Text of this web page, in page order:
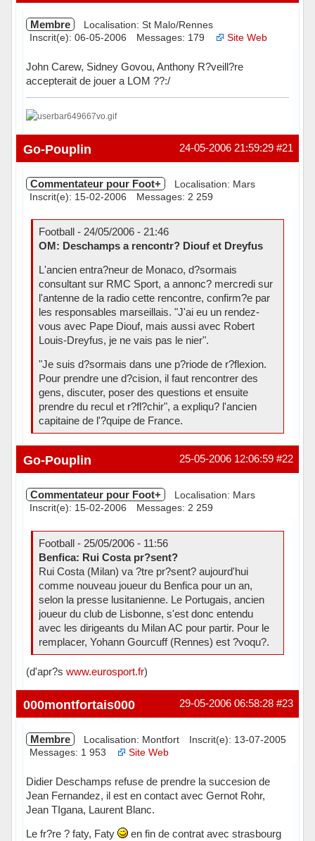
Membre
Localisation: St Malo/Rennes
Inscrit(e): 06-05-2006
Messages: 179 Site Web
John Carew, Sidney Govou, Anthony R?veill?re
accepterait de jouer a LOM ??:/
Hors ligne #21
24-05-2006 21:59:29
Go-Pouplin
Commentateur pour Foot+
Localisation: Mars
Inscrit(e): 15-02-2006
Messages: 2 259
Football - 24/05/2006 - 21:46
OM: Deschamps a rencontr? Diouf et Dreyfus
L'ancien entra?neur de Monaco, d?sormais
consultant sur RMC Sport, a annonc? mercredi sur
l'antenne de la radio cette rencontre, confirm?e par
les responsables marseillais. "J'ai eu un rendez-
vous avec Pape Diouf, mais aussi avec Robert
Louis-Dreyfus, je ne vais pas le nier".
"Je suis d?sormais dans une p?riode de r?flexion.
Pour prendre une d?cision, il faut rencontrer des
gens, discuter, poser des questions et ensuite
prendre du recul et r?fl?chir", a expliqu? l'ancien
capitaine de l'?quipe de France.
Hors ligne #22
25-05-2006 12:06:59
Go-Pouplin
Commentateur pour Foot+
Localisation: Mars
Inscrit(e): 15-02-2006
Messages: 2 259
Football - 25/05/2006 - 11:56
Benfica: Rui Costa pr?sent?
Rui Costa (Milan) va ?tre pr?sent? aujourd'hui
comme nouveau joueur du Benfica pour un an,
selon la presse lusitanienne. Le Portugais, ancien
joueur du club de Lisbonne, s'est donc entendu
avec les dirigeants du Milan AC pour partir. Pour le
remplacer, Yohann Gourcuff (Rennes) est ?voqu?.
(d'apr?s www.eurosport.fr)
Hors ligne #23
29-05-2006 06:58:28
000montfortais000
Membre Localisation: Montfort
Inscrit(e): 13-07-2005
Messages: 1 953
Site Web
Didier Deschamps refuse de prendre la succesion de
Jean Fernandez, il est en contact avec Gernot Rohr,
Jean TIgana, Laurent Blanc.
Le fr?re ? faty, Faty
en fin de contrat avec strasbourg